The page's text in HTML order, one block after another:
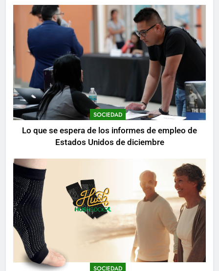
SOCIEDAD
Lo que se espera de los informes de empleo de
Estados Unidos de diciembre
SOCIEDAD